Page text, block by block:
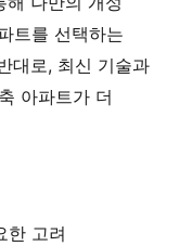
트를 선택하는
대로, 최신 기술과
아파트가 더
한 고려